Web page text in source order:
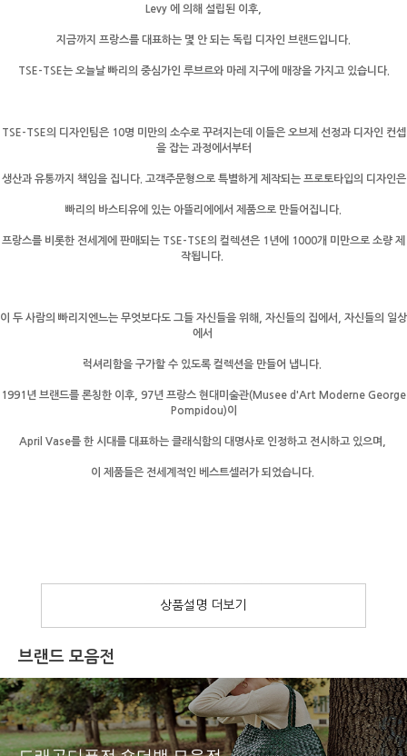
Levy 에 의해 설립된 이후,
지금까지 프랑스를 대표하는 몇 안 되는 독립 디자인 브랜드입니다.
TSE-TSE는 오늘날 빠리의 중심가인 루브르와 마레 지구에 매장을 가지고 있습니다.
TSE-TSE의 디자인팀은 10명 미만의 소수로 꾸려지는데 이들은 오브제 선정과 디자인 컨셉
을 잡는 과정에서부터
생산과 유통까지 책임을 집니다. 고객주문형으로 특별하게 제작되는 프로토타입의 디자인은
빠리의 바스티유에 있는 아뜰리에에서 제품으로 만들어집니다.
프랑스를 비롯한 전세계에 판매되는 TSE-TSE의 컬렉션은 1년에 1000개 미만으로 소량 제
작됩니다.
이 두 사람의 빠리지엔느는 무엇보다도 그들 자신들을 위해, 자신들의 집에서, 자신들의 일상
에서
럭셔리함을 구가할 수 있도록 컬렉션을 만들어 냅니다.
1991년 브랜드를 론칭한 이후, 97년 프랑스 현대미술관(Musee d'Art Moderne George
Pompidou)이
April Vase를 한 시대를 대표하는 클래식함의 대명사로 인정하고 전시하고 있으며,
이 제품들은 전세계적인 베스트셀러가 되었습니다.
메종드셀린느
브랜드 모음전